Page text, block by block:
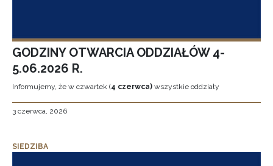
GODZINY OTWARCIA ODDZIAŁÓW 4-
5.06.2026 R.
Informujemy, że w czwartek (4 czerwca) wszystkie oddziały
3 czerwca, 2026
SIEDZIBA